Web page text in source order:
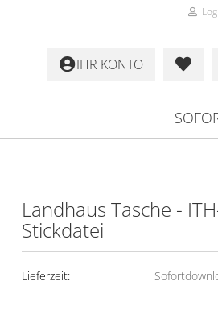
IHR KONTO
Landhaus Tasche -
Stickdatei
Lieferzeit: